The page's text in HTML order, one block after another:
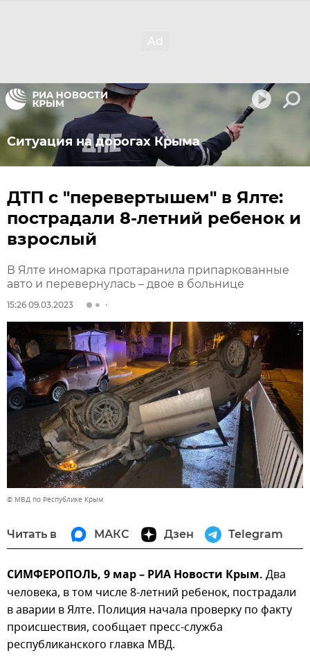
Ситуация на дорогах Крыма
ДТП с "перевертышем" в Ялте:
пострадали 8-летний ребенок и
взрослый
В Ялте иномарка протаранила припаркованные
авто и перевернулась – двое в больнице
15:26 09.03.2023
© МВД по Республике Крым
Читать в МАКС Дзен Telegram
СИМФЕРОПОЛЬ, 9 мар – РИА Новости Крым. Два
человека, в том числе 8-летний ребенок, пострадали
в аварии в Ялте. Полиция начала проверку по факту
происшествия, сообщает пресс-служба
республиканского главка МВД.